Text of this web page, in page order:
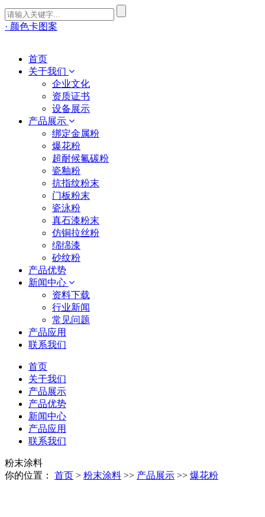
· 颜色卡图案
首页
关于我们
企业文化
资质证书
设备展示
产品展示
绑定金属粉
爆花粉
超耐候氟碳粉
瓷釉粉
抗指纹粉末
门板粉末
瓷泳粉
真石漆粉末
仿铜拉丝粉
绵绵漆
砂纹粉
产品优势
新闻中心
资料下载
行业新闻
常见问题
产品应用
联系我们
首页
关于我们
产品展示
产品优势
新闻中心
产品应用
联系我们
粉末涂料
你的位置： 首页 > 粉末涂料 >> 产品展示 >> 爆花粉